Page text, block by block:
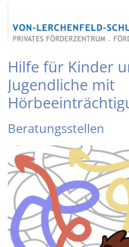
Zum Inhalt springen
Hilfe für Kinder
Jugendliche mit
Beratungsstellen